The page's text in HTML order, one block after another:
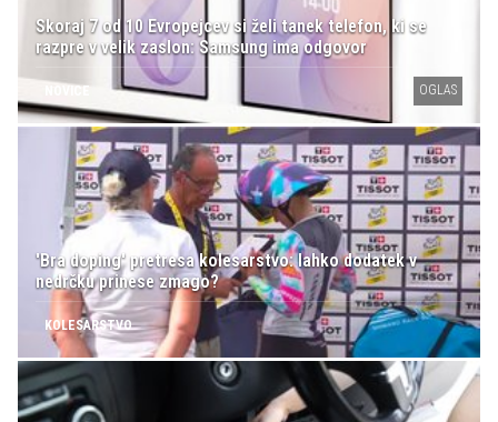
Skoraj 7 od 10 Evropejcev si želi tanek telefon, ki se
razpre v velik zaslon: Samsung ima odgovor
OGLAS
'Bra doping' pretresa kolesarstvo: lahko dodatek v
nedrčku prinese zmago?
KOLESARSTVO